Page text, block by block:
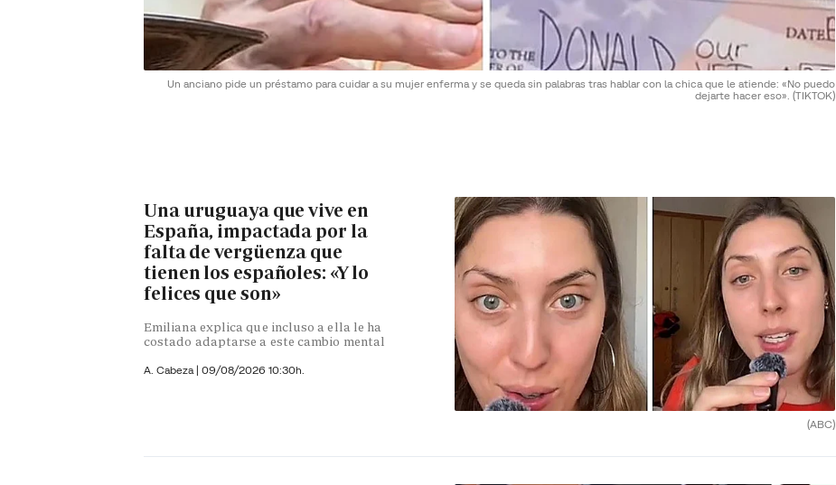
Un anciano pide un préstamo para cuidar a su mujer enferma y se queda sin palabras tras hablar con la chica que le atiende: «No puedo
dejarte hacer eso». (TIKTOK)
(ABC)
Una uruguaya que vive en
España, impactada por la
falta de vergüenza que
tienen los españoles: «Y lo
felices que son»
Emiliana explica que incluso a ella le ha
costado adaptarse a este cambio mental
A. Cabeza | 09/08/2026 10:30h.